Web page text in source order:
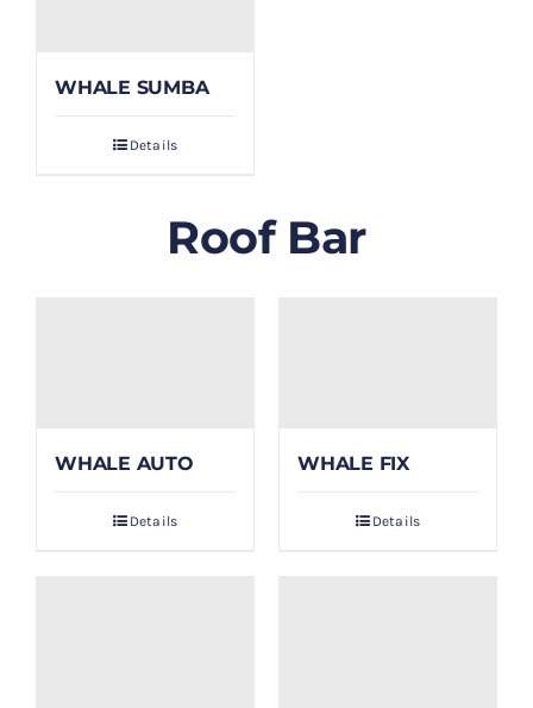
WHALE SUMBA
Details
Roof Bar
WHALE AUTO
Details
WHALE FIX
Details